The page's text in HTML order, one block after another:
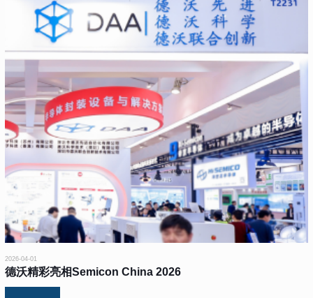
2026-04-01
德沃精彩亮相Semicon China 2026